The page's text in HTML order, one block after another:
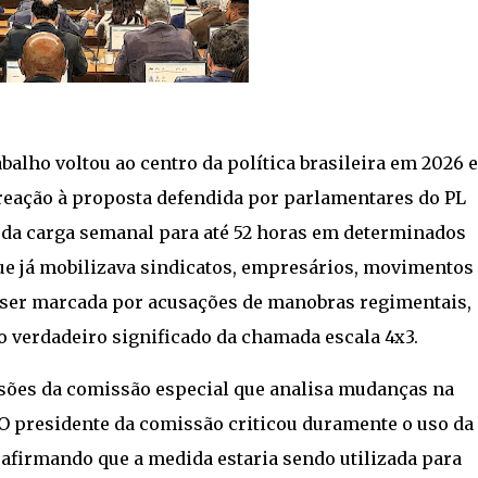
voltou ao centro da política brasileira em 2026 e
à proposta defendida por parlamentares do PL
carga semanal para até 52 horas em determinados
já mobilizava sindicatos, empresários, movimentos
marcada por acusações de manobras regimentais,
significado da chamada escala 4x3.
da comissão especial que analisa mudanças na
presidente da comissão criticou duramente o uso da
que a medida estaria sendo utilizada para